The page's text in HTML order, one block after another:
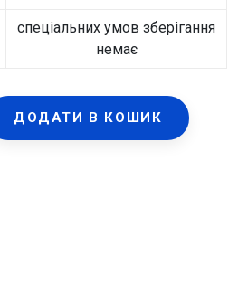
спеціальних умов зберігання
немає
ДОДАТИ В КОШИК